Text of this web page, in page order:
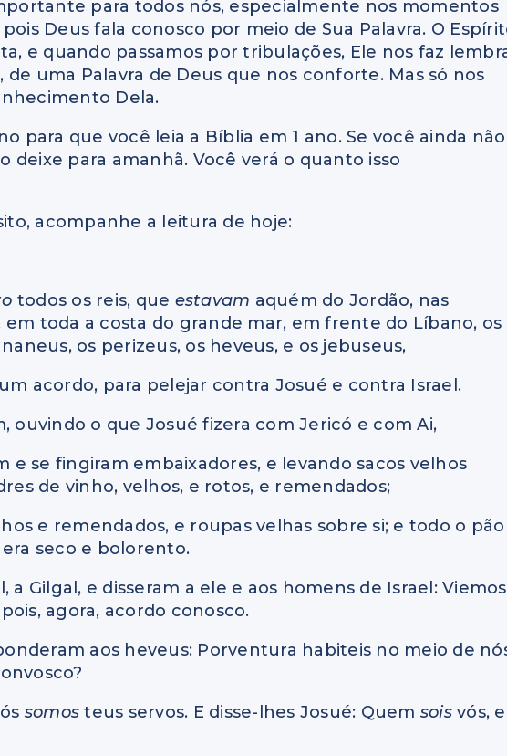
para todos nós, especialmente nos momentos
pois Deus fala conosco por meio de Sua Palavra. O
e quando passamos por tribulações, Ele nos faz
uma Palavra de Deus que nos conforte. Mas só nos
Dela.
para que você leia a Bíblia em 1 ano. Se você ainda não
deixe para amanhã. Você verá o quanto isso
acompanhe a leitura de hoje:
todos os reis, que estavam aquém do Jordão, nas
em toda a costa do grande mar, em frente do Líbano, os
os perizeus, os heveus, e os jebuseus,
acordo, para pelejar contra Josué e contra Israel.
ouvindo o que Josué fizera com Jericó e com Ai,
e se fingiram embaixadores, e levando sacos velhos
de vinho, velhos, e rotos, e remendados;
e remendados, e roupas velhas sobre si; e todo o pão
seco e bolorento.
a Gilgal, e disseram a ele e aos homens de Israel: Viemos
agora, acordo conosco.
aos heveus: Porventura habiteis no meio de
somosteus servos. E disse-lhes Josué: Quem soisvós, e